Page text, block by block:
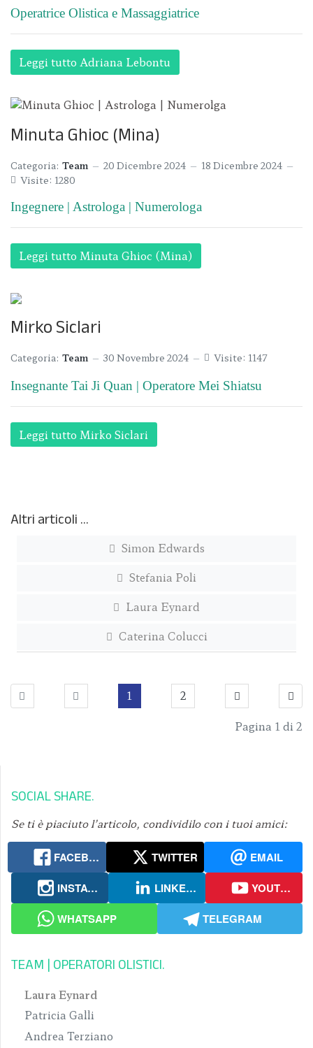
Operatrice Olistica e Massaggiatrice
Leggi tutto Adriana Lebontu
Minuta Ghioc (Mina)
Categoria: Team 20 Dicembre 2024
18 Dicembre 2024
Visite: 1280
Ingegnere | Astrologa | Numerologa
Leggi tutto Minuta Ghioc (Mina)
Mirko Siclari
Categoria: Team 30 Novembre 2024 Visite: 1147
Insegnante Tai Ji Quan | Operatore Mei Shiatsu
Leggi tutto Mirko Siclari
Altri articoli …
Simon Edwards
Stefania Poli
Laura Eynard
Caterina Colucci
1 2
Pagina 1 di 2
SOCIAL SHARE
Se ti è piaciuto l’articolo, condividilo con i tuoi amici:
FACEBOOK TWITTER
EMAIL
INSTAGRAM
LINKEDIN
YOUTUBE
WHATSAPP
TELEGRAM
TEAM | OPERATORI OLISTICI
Laura Eynard
Patricia Galli
Andrea Terziano